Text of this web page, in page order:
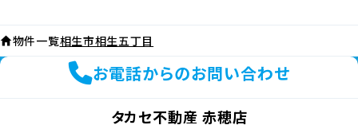
物件一覧相生市相生五丁目
お電話からのお問い合わせ
タカセ不動産 赤穂店